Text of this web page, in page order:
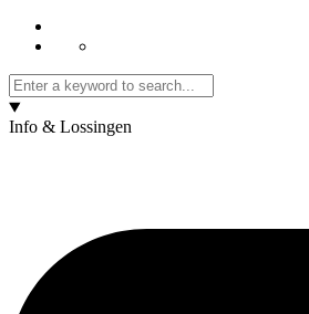
Info & Lossingen